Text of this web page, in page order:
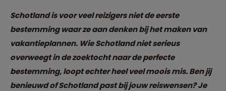
Schotland is voor veel reizigers niet de eerste
bestemming waar ze aan denken bij het maken van
vakantieplannen. Wie Schotland niet serieus
overweegt in de zoektocht naar de perfecte
bestemming, loopt echter heel veel moois mis. Ben jij
benieuwd of Schotland past bij jouw reiswensen? Je